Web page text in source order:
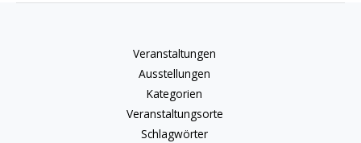
Veranstaltungen
Ausstellungen
Kategorien
Veranstaltungsorte
Schlagwörter